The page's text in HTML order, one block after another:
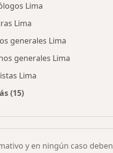
Lima
Lima
generales Lima
generales Lima
Lima
(15)
y en ningún caso deben